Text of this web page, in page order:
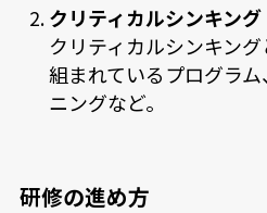
クリティカルシンキング
クリティカルシンキン
組まれているプログラ
ニングなど。
研修の進め方